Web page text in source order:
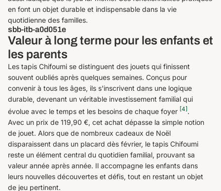
en font un objet durable et indispensable dans la vie
quotidienne des familles.
sbb-itb-a0d051e
Valeur à long terme pour les enfants et
les parents
Les tapis Chifoumi se distinguent des jouets qui finissent
souvent oubliés après quelques semaines. Conçus pour
convenir à tous les âges, ils s'inscrivent dans une logique
durable, devenant un véritable investissement familial qui
évolue avec le temps et les besoins de chaque foyer [4] .
Avec un prix de 119,90 €, cet achat dépasse la simple notion
de jouet. Alors que de nombreux cadeaux de Noël
disparaissent dans un placard dès février, le tapis Chifoumi
reste un élément central du quotidien familial, prouvant sa
valeur année après année. Il accompagne les enfants dans
leurs nouvelles découvertes et défis, tout en restant un objet
de jeu pertinent.